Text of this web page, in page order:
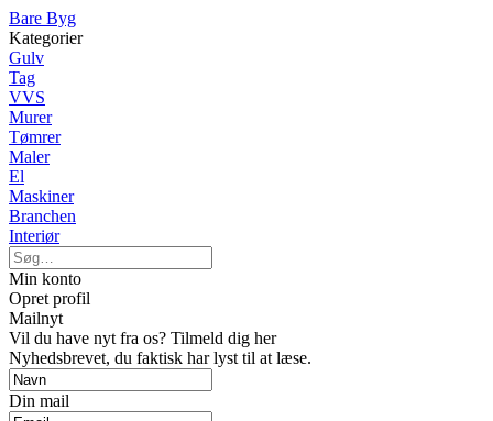
Bare Byg
Kategorier
Gulv
Tag
VVS
Murer
Tømrer
Maler
El
Maskiner
Branchen
Interiør
Min konto
Opret profil
Mailnyt
Vil du have nyt fra os? Tilmeld dig her
Nyhedsbrevet, du faktisk har lyst til at læse.
Din mail